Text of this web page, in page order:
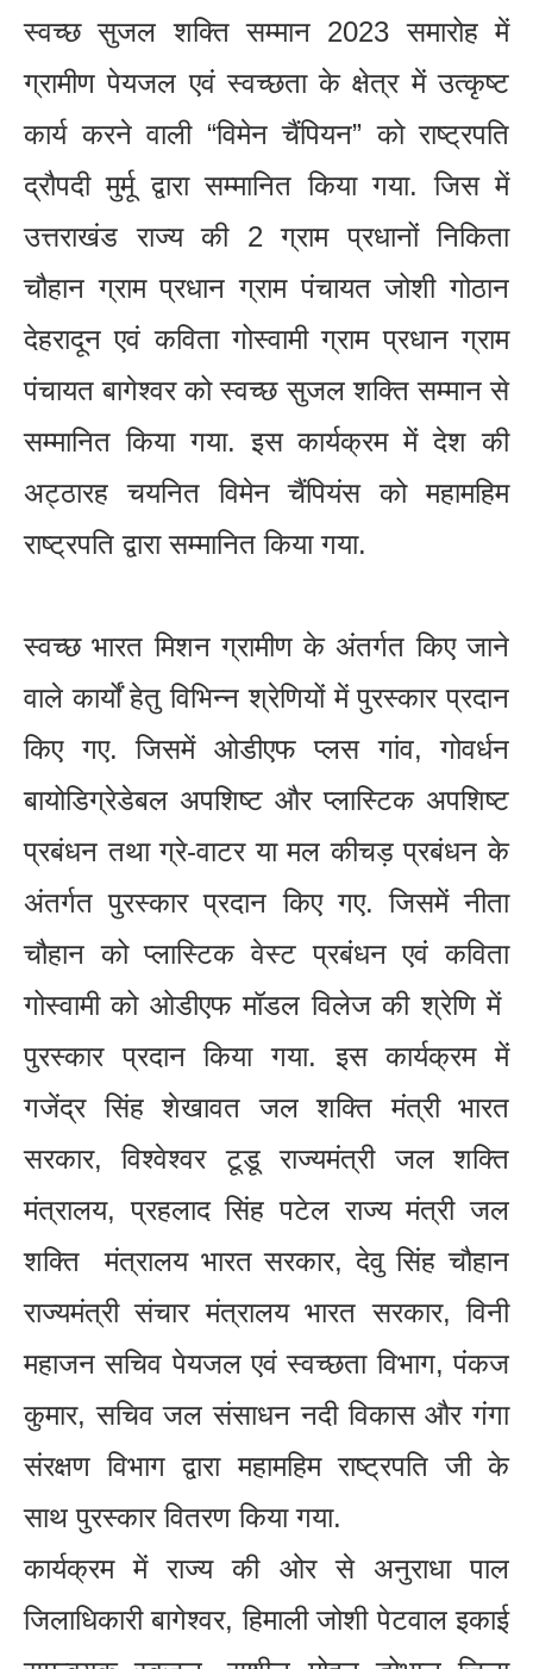
स्वच्छ सुजल शक्ति सम्मान 2023 समारोह में
ग्रामीण पेयजल एवं स्वच्छता के क्षेत्र में उत्कृष्ट
कार्य करने वाली “विमेन चैंपियन” को राष्ट्रपति
द्रौपदी मुर्मू द्वारा सम्मानित किया गया. जिस में
उत्तराखंड राज्य की 2 ग्राम प्रधानों निकिता
चौहान ग्राम प्रधान ग्राम पंचायत जोशी गोठान
देहरादून एवं कविता गोस्वामी ग्राम प्रधान ग्राम
पंचायत बागेश्वर को स्वच्छ सुजल शक्ति सम्मान से
सम्मानित किया गया. इस कार्यक्रम में देश की
अट्ठारह चयनित विमेन चैंपियंस को महामहिम
राष्ट्रपति द्वारा सम्मानित किया गया.
स्वच्छ भारत मिशन ग्रामीण के अंतर्गत किए जाने
वाले कार्यों हेतु विभिन्न श्रेणियों में पुरस्कार प्रदान
किए गए. जिसमें ओडीएफ प्लस गांव, गोवर्धन
बायोडिग्रेडेबल अपशिष्ट और प्लास्टिक अपशिष्ट
प्रबंधन तथा ग्रे-वाटर या मल कीचड़ प्रबंधन के
अंतर्गत पुरस्कार प्रदान किए गए. जिसमें नीता
चौहान को प्लास्टिक वेस्ट प्रबंधन एवं कविता
गोस्वामी को ओडीएफ मॉडल विलेज की श्रेणि में
पुरस्कार प्रदान किया गया. इस कार्यक्रम में
गजेंद्र सिंह शेखावत जल शक्ति मंत्री भारत
सरकार, विश्वेश्वर टूडू राज्यमंत्री जल शक्ति
मंत्रालय, प्रहलाद सिंह पटेल राज्य मंत्री जल
शक्ति मंत्रालय भारत सरकार, देवु सिंह चौहान
राज्यमंत्री संचार मंत्रालय भारत सरकार, विनी
महाजन सचिव पेयजल एवं स्वच्छता विभाग, पंकज
कुमार, सचिव जल संसाधन नदी विकास और गंगा
संरक्षण विभाग द्वारा महामहिम राष्ट्रपति जी के
साथ पुरस्कार वितरण किया गया.
कार्यक्रम में राज्य की ओर से अनुराधा पाल
जिलाधिकारी बागेश्वर, हिमाली जोशी पेटवाल इकाई